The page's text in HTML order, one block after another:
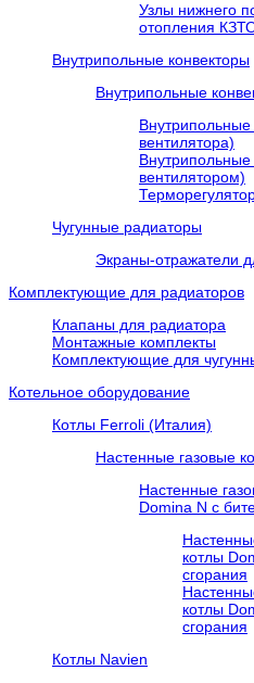
Узлы нижнего
отопления
Внутрипольные конвекторы
Внутрипольные
вентилятора)
вентилятором)
Чугунные радиаторы
Экраны-отражатели
Комплектующие для радиаторов
Клапаны для радиатора
Монтажные комплекты
Комплектующие для
Котельное оборудование
Котлы Ferroli (Италия)
Настенные газовые
Настенные
Domina N с
котлы
сгорания
котлы
сгорания
Котлы Navien